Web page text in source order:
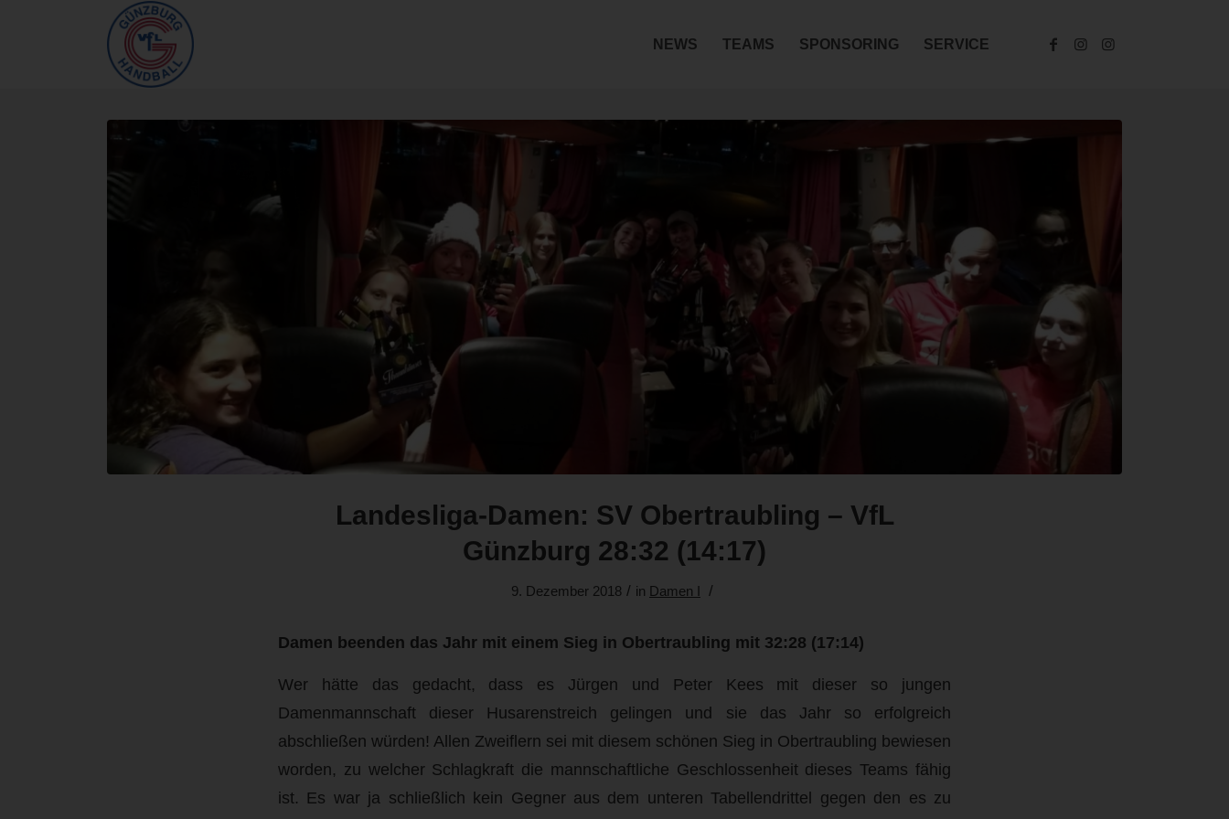
NEWS TEAMS SPONSORING SERVICE
Landesliga-Damen: SV Obertraubling – VfL
Günzburg 28:32 (14:17)
9. Dezember 2018 / in Damen I /
Damen beenden das Jahr mit einem Sieg in Obertraubling mit 32:28 (17:14)
Wer hätte das gedacht, dass es Jürgen und Peter Kees mit dieser so jungen
Damenmannschaft dieser Husarenstreich gelingen und sie das Jahr so erfolgreich
abschließen würden! Allen Zweiflern sei mit diesem schönen Sieg in Obertraubling bewiesen
worden, zu welcher Schlagkraft die mannschaftliche Geschlossenheit dieses Teams fähig
ist. Es war ja schließlich kein Gegner aus dem unteren Tabellendrittel gegen den es zu